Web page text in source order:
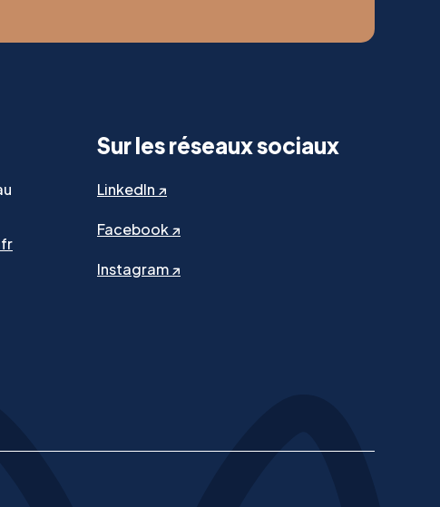
Sur les réseaux sociaux
LinkedIn ↗
Facebook ↗
Instagram ↗